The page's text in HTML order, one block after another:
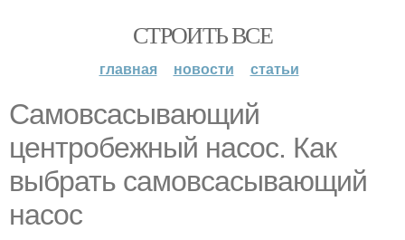
СТРОИТЬ ВСЕ
главная новости статьи
Самовсасывающий
центробежный насос. Как
выбрать самовсасывающий
насос